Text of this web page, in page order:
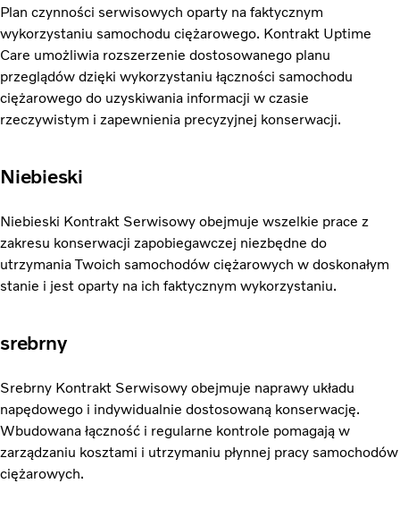
Plan czynności serwisowych oparty na faktycznym
wykorzystaniu samochodu ciężarowego. Kontrakt Uptime
Care umożliwia rozszerzenie dostosowanego planu
przeglądów dzięki wykorzystaniu łączności samochodu
ciężarowego do uzyskiwania informacji w czasie
rzeczywistym i zapewnienia precyzyjnej konserwacji.
Niebieski
Niebieski Kontrakt Serwisowy obejmuje wszelkie prace z
zakresu konserwacji zapobiegawczej niezbędne do
utrzymania Twoich samochodów ciężarowych w doskonałym
stanie i jest oparty na ich faktycznym wykorzystaniu.
srebrny
Srebrny Kontrakt Serwisowy obejmuje naprawy układu
napędowego i indywidualnie dostosowaną konserwację.
Wbudowana łączność i regularne kontrole pomagają w
zarządzaniu kosztami i utrzymaniu płynnej pracy samochodów
ciężarowych.